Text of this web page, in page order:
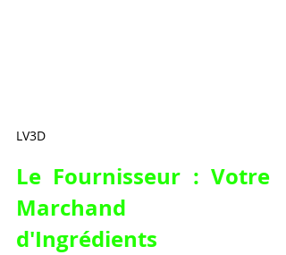
LV3D
Le Fournisseur : Votre
Marchand
d'Ingrédients